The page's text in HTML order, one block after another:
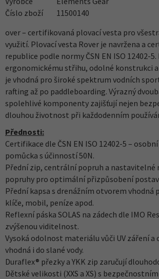
Číslo zboží
11500140
over – certifikovaná plovací vesta pro
využití. Plovací vesta Rover je navržena a
republice podle normy ČSN EN ISO 12402-5.
ergonomickému střihu, odolné konstrukci
je vhodná pro široké spektrum vodních
rafting až po paddleboarding. Výrazný
spolehlivé komponenty zajišťují nejen
dlouhou životnost při každodenním
Přednosti:
Certifikace dle ČSN EN ISO 12402-5 –
pomůcka s účinností 50N.
Přední zip, centrální popruh a nastavitelné
popruhy pro optimální přizpůsobení
Přední kapsa s drenážním otvorem vhodná
klíče, mobil, peníze apod.
Reflexní páska SOLAS na zádech dle IMO
zvýšenou viditelnost.
Vysoká odolnost materiálu vůči UV záření
vhodná i do slané vody.
Duraflex® přezky a YKK zip zaručují
Dětské velikosti (XXS a XS) s